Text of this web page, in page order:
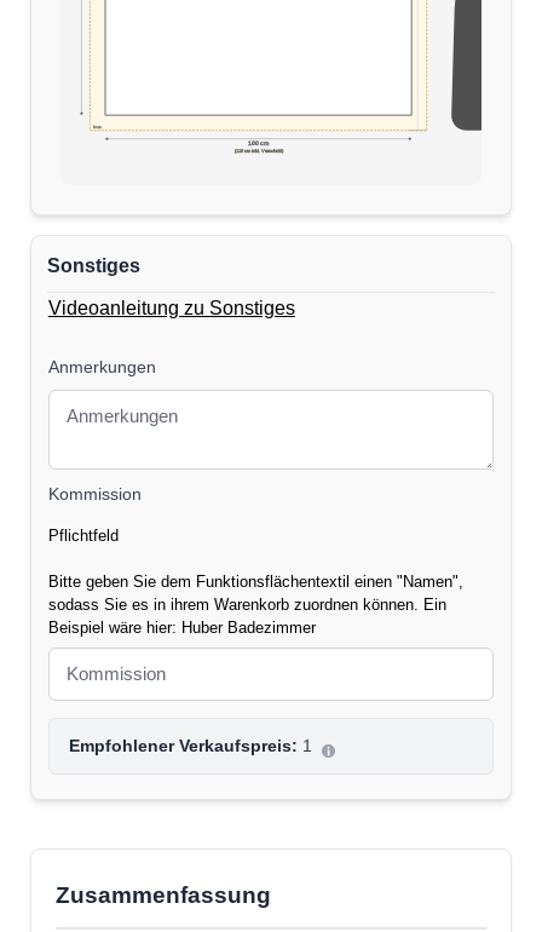
100 cm
(110 cm inkl. Verschnitt)
5cm
Sonstiges
Videoanleitung zu Sonstiges
Anmerkungen
Kommission
Pflichtfeld
Bitte geben Sie dem Funktionsflächentextil einen "Namen",
sodass Sie es in ihrem Warenkorb zuordnen können. Ein
Beispiel wäre hier: Huber Badezimmer
Empfohlener Verkaufspreis: 1
Zusammenfassung